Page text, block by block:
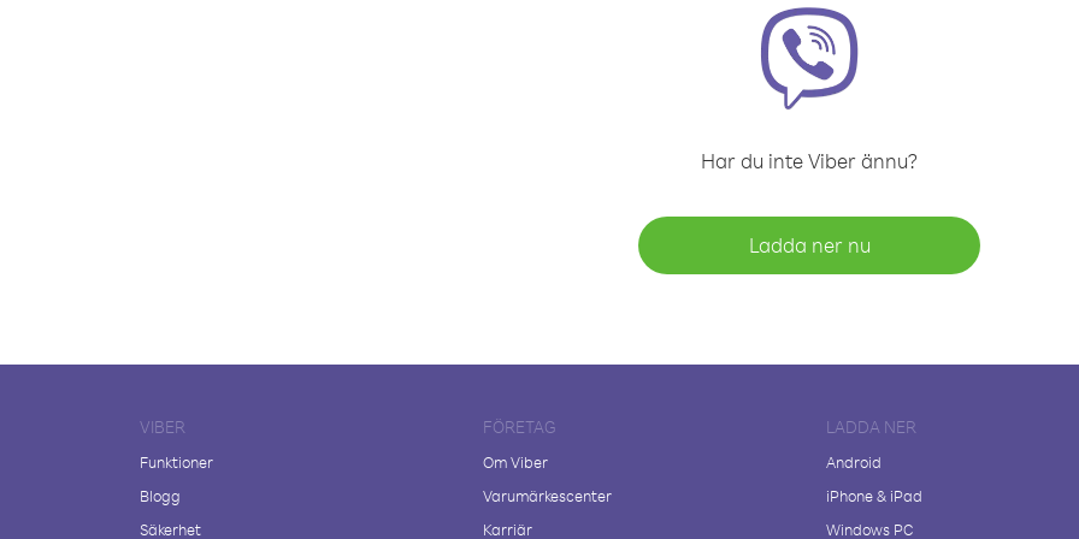
Har du inte Viber ännu?
Ladda ner nu
VIBER
Funktioner
Blogg
Säkerhet
FÖRETAG
Om Viber
Varumärkescenter
Karriär
LADDA NER
Android
iPhone & iPad
Windows PC